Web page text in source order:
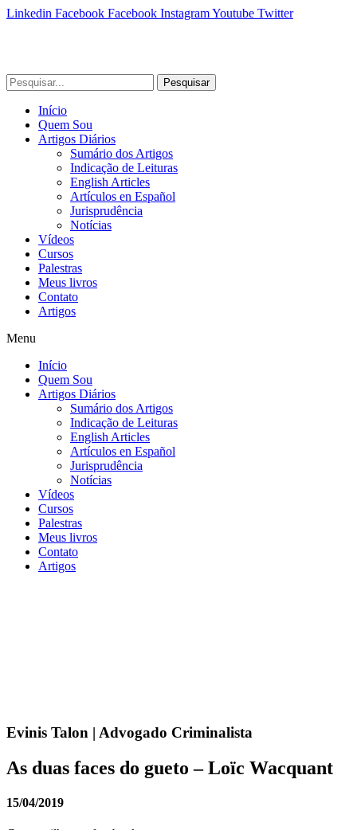
Linkedin Facebook Facebook InstagramYoutube Twitter
Pesquisar
Início
Quem Sou
Artigos Diários
Sumário dos Artigos
Indicação de Leituras
English Articles
Artículos en Español
Jurisprudência
Notícias
Vídeos
Cursos
Palestras
Meus livros
Contato
Artigos
Menu
Início
Quem Sou
Artigos Diários
Sumário dos Artigos
Indicação de Leituras
English Articles
Artículos en Español
Jurisprudência
Notícias
Vídeos
Cursos
Palestras
Meus livros
Contato
Artigos
Evinis Talon | Advogado Criminalista
As duas faces do gueto – Loïc Wacquant
15/04/2019